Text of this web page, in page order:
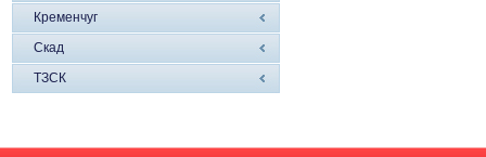
Кременчуг
Скад
ТЗСК